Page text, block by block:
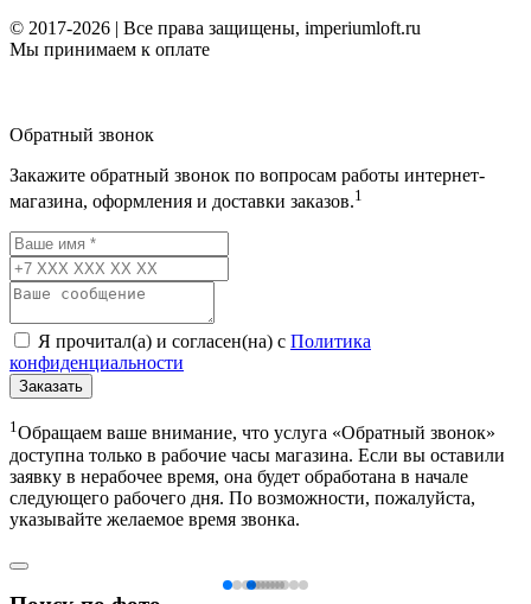
© 2017-2026 | Все права защищены, imperiumloft.ru
Мы принимаем к оплате
Обратный звонок
Закажите обратный звонок по вопросам работы интернет-
магазина, оформления и доставки заказов.1
Я прочитал(а) и согласен(на) с Политика
конфиденциальности
Заказать
1Обращаем ваше внимание, что услуга «Обратный звонок»
доступна только в рабочие часы магазина. Если вы оставили
заявку в нерабочее время, она будет обработана в начале
следующего рабочего дня. По возможности, пожалуйста,
указывайте желаемое время звонка.